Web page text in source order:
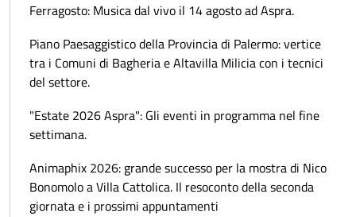
Ferragosto: Musica dal vivo il 14 agosto ad Aspra.
Piano Paesaggistico della Provincia di Palermo: vertice
tra i Comuni di Bagheria e Altavilla Milicia con i tecnici
del settore.
"Estate 2026 Aspra": Gli eventi in programma nel fine
settimana.
Animaphix 2026: grande successo per la mostra di Nico
Bonomolo a Villa Cattolica. Il resoconto della seconda
giornata e i prossimi appuntamenti